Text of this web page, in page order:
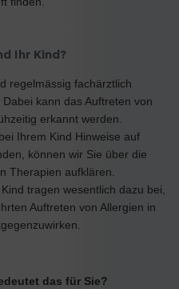
Ihr Kind?
regelmässig fachärztlich
kann das Auftreten von
erkannt werden.
Ihrem Kind Hinweise auf
können wir Sie über die
Therapien aufklären.
tragen wesentlich dazu bei,
Auftreten von Allergien in
das für Sie?